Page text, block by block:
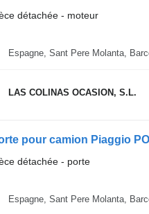
détachée - moteur
Espagne, Sant Pere Molanta,
LAS COLINAS OCASION, S.L.
pour camion Piaggio
détachée - porte
Espagne, Sant Pere Molanta,